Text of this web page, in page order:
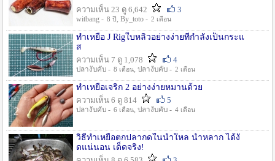
ความเห็น 23 ดู 6,642
3
witbang - 8 ปี , By_toto - 2 เดือน
ทำเหยื่อ J Rigใบหลิวอย่างง่ายที่กำลังเป็นกระแ
ส
ความเห็น 7 ดู 1,078
4
ปลางับคับ - 8 เดือน, ปลางับคับ - 2 เดือน
ทำเหยื่อเจริก 2 อย่างง่ายหมานด้วย
ความเห็น 6 ดู 814
5
ปลางับคับ - 6 เดือน, ปลางับคับ - 4 เดือน
วิธีทำเหยื่อตกปลากดในน้ำใหล น้ำหลาก ได้งั
ดแน่นอน เด็ดจริง!